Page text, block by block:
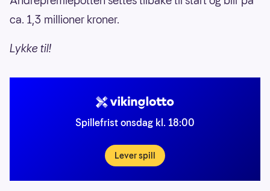
ca. 1,3 millioner kroner.
Lykke til!
Spillefrist onsdag kl. 18:00
Lever spill